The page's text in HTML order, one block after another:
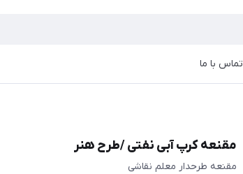
تماس با ما
مقنعه کرپ آبی نفتی /طرح هنر
مقنعه طرحدار معلم نقاشی